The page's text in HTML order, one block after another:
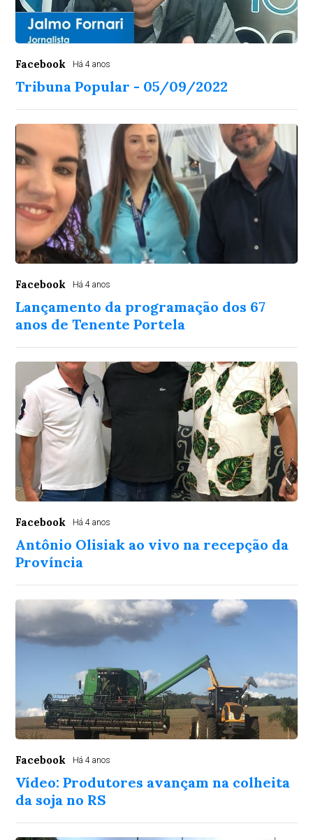
Facebook Há 4 anos
Tribuna Popular - 05/09/2022
Facebook Há 4 anos
Lançamento da programação dos 67
anos de Tenente Portela
Facebook Há 4 anos
Antônio Olisiak ao vivo na recepção da
Província
Facebook Há 4 anos
Vídeo: Produtores avançam na colheita
da soja no RS